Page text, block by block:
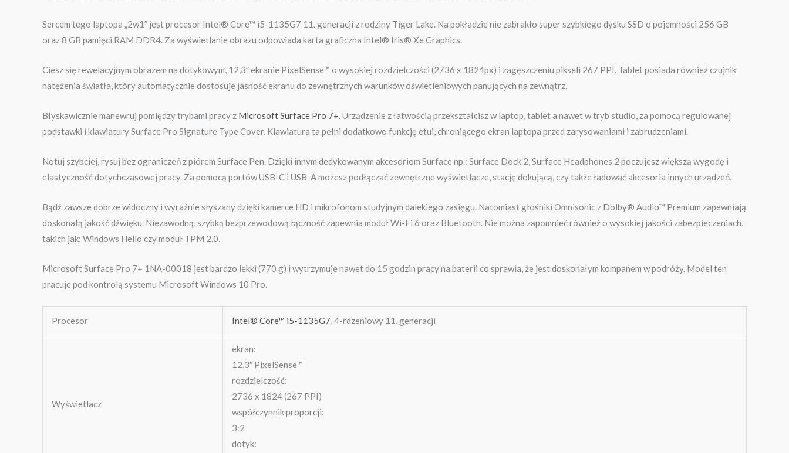
Sercem tego laptopa „2w1” jest procesor Intel® Core™ i5-1135G7 11. generacji z rodziny Tiger Lake. Na pokładzie nie zabrakło super szybkiego dysku SSD o pojemności 256 GB
oraz 8 GB pamięci RAM DDR4. Za wyświetlanie obrazu odpowiada karta graficzna Intel® Iris® Xe Graphics.
Ciesz się rewelacyjnym obrazem na dotykowym, 12,3” ekranie PixelSense™ o wysokiej rozdzielczości (2736 x 1824px) i zagęszczeniu pikseli 267 PPI. Tablet posiada również czujnik
natężenia światła, który automatycznie dostosuje jasność ekranu do zewnętrznych warunków oświetleniowych panujących na zewnątrz.
Błyskawicznie manewruj pomiędzy trybami pracy z Microsoft Surface Pro 7+. Urządzenie z łatwością przekształcisz w laptop, tablet a nawet w tryb studio, za pomocą regulowanej
podstawki i klawiatury Surface Pro Signature Type Cover. Klawiatura ta pełni dodatkowo funkcję etui, chroniącego ekran laptopa przed zarysowaniami i zabrudzeniami.
Notuj szybciej, rysuj bez ograniczeń z piórem Surface Pen. Dzięki innym dedykowanym akcesoriom Surface np.: Surface Dock 2, Surface Headphones 2 poczujesz większą wygodę i
elastyczność dotychczasowej pracy. Za pomocą portów USB-C i USB-A możesz podłączać zewnętrzne wyświetlacze, stację dokującą, czy także ładować akcesoria innych urządzeń.
Bądź zawsze dobrze widoczny i wyraźnie słyszany dzięki kamerce HD i mikrofonom studyjnym dalekiego zasięgu. Natomiast głośniki Omnisonic z Dolby® Audio™ Premium zapewniają
doskonałą jakość dźwięku. Niezawodną, szybką bezprzewodową łączność zapewnia moduł Wi-Fi 6 oraz Bluetooth. Nie można zapomnieć również o wysokiej jakości zabezpieczeniach,
takich jak: Windows Hello czy moduł TPM 2.0.
Microsoft Surface Pro 7+ 1NA-00018 jest bardzo lekki (770 g) i wytrzymuje nawet do 15 godzin pracy na baterii co sprawia, że jest doskonałym kompanem w podróży. Model ten
pracuje pod kontrolą systemu Microsoft Windows 10 Pro.
Procesor Intel® Core™ i5-1135G7, 4-rdzeniowy 11. generacji
Wyświetlacz
ekran:
12.3″ PixelSense™
rozdzielczość:
2736 x 1824 (267 PPI)
współczynnik proporcji:
3:2
dotyk: